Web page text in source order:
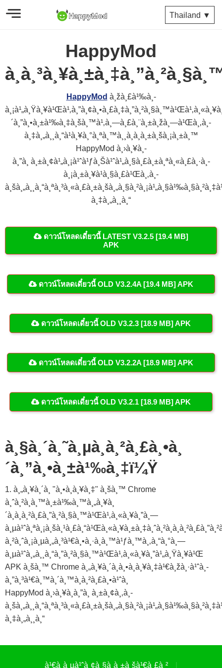
Thailand ▼
HappyMod
HappyMod à¸žà¸£à¹‰à¸­
´à¸”à¸•à¸±à¹‰à¸‡à¸šà¸™à¹‚à¸—à¸£à¸¨à¸±à¸žà¸—à¹Œà¸‚à¸­
à¸‡à¸„à¸¸à¸“à¹à¸¥à¸°à¸ªà¸™à¸¸à¸à¸à¸±à¸šà¸¡à¸±à¸™
HappyMod à¸›à¸¥à¸­
à¸”à¸ à¸±à¸¢à¹„à¸¡à¹ˆà¹ƒà¸Šà¹ˆà¹„à¸§à¸£à¸±à¸ªà¸«à¸£à¸·à¸­
à¸¡à¸±à¸¥à¹à¸§à¸£à¹Œà¸‚à¸­
à¸‡à¸„à¸¸à¸“
ดาวน์โหลดเดี๋ยวนี้ LATEST V3.2.5 [19.4 MB]
APK
ดาวน์โหลดเดี๋ยวนี้ OLD V3.2.4A [19.4 MB] APK
ดาวน์โหลดเดี๋ยวนี้ OLD V3.2.3 [18.9 MB] APK
ดาวน์โหลดเดี๋ยวนี้ OLD V3.2.2A [18.9 MB] APK
ดาวน์โหลดเดี๋ยวนี้ OLD V3.2.1 [18.9 MB] APK
à¸§à¸´à¸˜à¸µà¸à¸²à¸£à¸•à¸
´à¸”à¸•à¸±à¹‰à¸‡ï¼Ÿ
1. à¸„à¸¥à¸´à¸ "à¸•à¸à¸¥à¸‡" à¸šà¸™ Chrome
à¸ˆà¸²à¸à¸™à¸±à¹‰à¸™à¸„à¸¥à¸
´à¸à¸à¸²à¸£à¸”à¸²à¸§à¸™à¹Œà¹‚à¸«à¸¥à¸”à¸—
à¸²à¸ˆà¸¡à¸µà¸„à¸³à¹€à¸•à¸·à¸­à¸™à¹ƒà¸™à¸‚à¸“à¸°à¸—
à¸µà¹ˆà¸„à¸¸à¸“à¸”à¸²à¸§à¸™à¹Œà¹‚à¸«à¸¥à¸”à¹„à¸Ÿà¸¥à¹Œ
APK à¸šà¸™ Chrome à¸„à¸¥à¸´à¸à¸•à¸à¸¥à¸‡à¹€à¸žà¸·à¹ˆà¸­
à¸”à¸³à¹€à¸™à¸´à¸™à¸à¸²à¸£à¸•à¹ˆà¸­
HappyMod à¸›à¸¥à¸­à¸”à¸ à¸±à¸¢à¸‚à¸­
à¸‡à¸„à¸¸à¸“
à¹€à¸à¸µà¹ˆà¸¢à¸§à¸à¸±à¸šà¹€à¸£à¸²